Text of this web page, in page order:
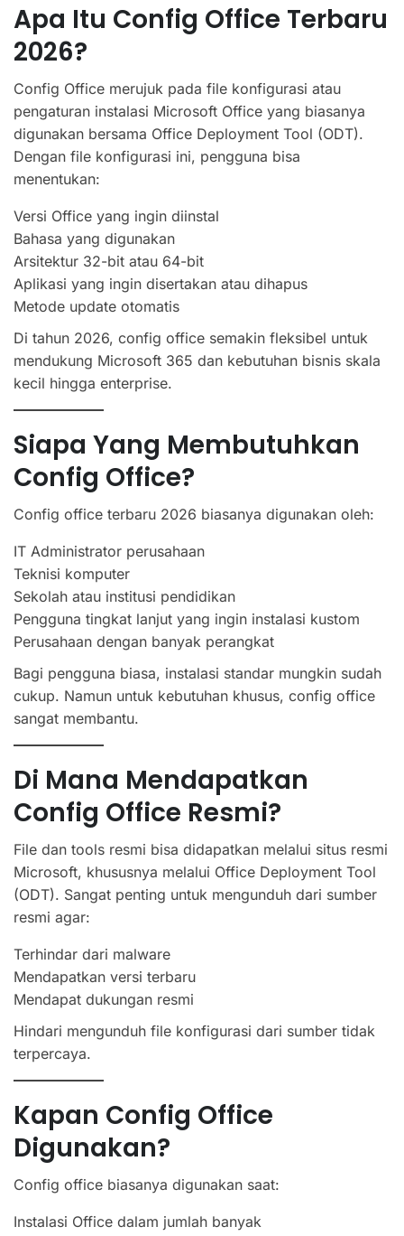
Apa Itu Config Office Terbaru
2026?
Config Office merujuk pada file konfigurasi atau
pengaturan instalasi Microsoft Office yang biasanya
digunakan bersama Office Deployment Tool (ODT).
Dengan file konfigurasi ini, pengguna bisa
menentukan:
Versi Office yang ingin diinstal
Bahasa yang digunakan
Arsitektur 32-bit atau 64-bit
Aplikasi yang ingin disertakan atau dihapus
Metode update otomatis
Di tahun 2026, config office semakin fleksibel untuk
mendukung Microsoft 365 dan kebutuhan bisnis skala
kecil hingga enterprise.
Siapa Yang Membutuhkan
Config Office?
Config office terbaru 2026 biasanya digunakan oleh:
IT Administrator perusahaan
Teknisi komputer
Sekolah atau institusi pendidikan
Pengguna tingkat lanjut yang ingin instalasi kustom
Perusahaan dengan banyak perangkat
Bagi pengguna biasa, instalasi standar mungkin sudah
cukup. Namun untuk kebutuhan khusus, config office
sangat membantu.
Di Mana Mendapatkan
Config Office Resmi?
File dan tools resmi bisa didapatkan melalui situs resmi
Microsoft, khususnya melalui Office Deployment Tool
(ODT). Sangat penting untuk mengunduh dari sumber
resmi agar:
Terhindar dari malware
Mendapatkan versi terbaru
Mendapat dukungan resmi
Hindari mengunduh file konfigurasi dari sumber tidak
terpercaya.
Kapan Config Office
Digunakan?
Config office biasanya digunakan saat:
Instalasi Office dalam jumlah banyak